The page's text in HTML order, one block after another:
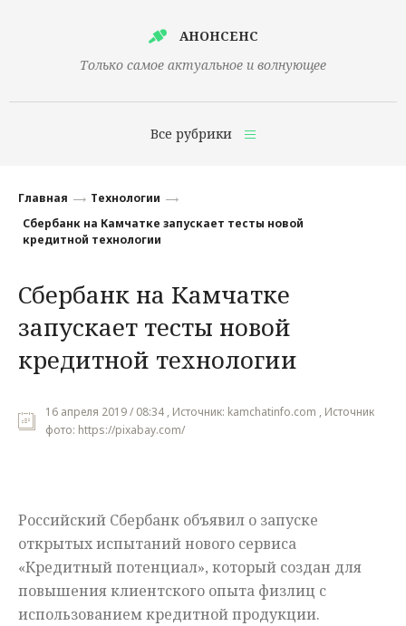
АНОНСЕНС
Только самое актуальное и волнующее
Все рубрики
Финансы
Наука
Культура
Общество
Мнения
Главная
Технологии
Сбербанк на Камчатке запускает тесты новой
кредитной технологии
Сбербанк на Камчатке
запускает тесты новой
кредитной технологии
16 апреля 2019 / 08:34 , Источник: kamchatinfo.com , Источник
фото: https://pixabay.com/
Российский Сбербанк объявил о запуске
открытых испытаний нового сервиса
«Кредитный потенциал», который создан для
повышения клиентского опыта физлиц с
использованием кредитной продукции.